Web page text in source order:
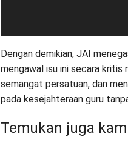
Dengan demikian, JAI
mengawal isu ini secara kritis
semangat persatuan, dan
pada kesejahteraan guru
Temukan juga